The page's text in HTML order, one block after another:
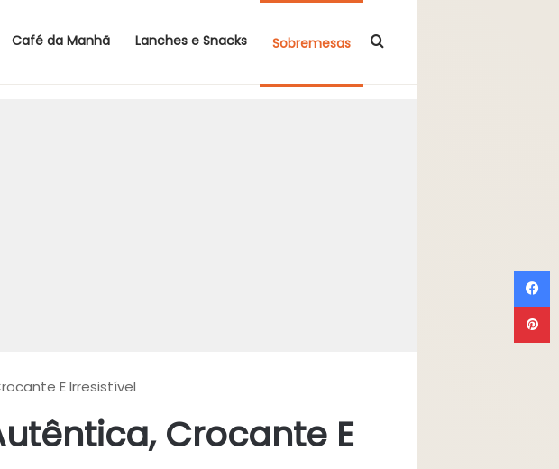
Café da Manhã Lanches e Snacks Sobremesas Procurar por
E Irresistível
Crocante E